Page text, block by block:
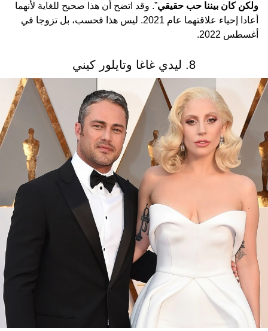
ولكن كان بيننا حب حقيقي”. وقد اتضح أن هذا صحيح للغاية لأنهما
أعادا إحياء علاقتهما عام 2021. ليس هذا فحسب، بل تزوجا في
أغسطس 2022.
8. ليدي غاغا وتايلور كيني